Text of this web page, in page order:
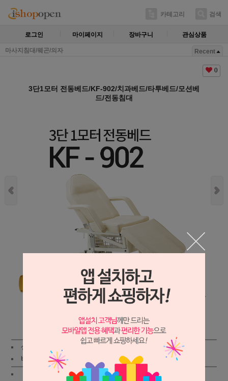
카테고리 검색
로그인 마이페이지 장바구니 관심상품
마사지침대/웨곤/의자 Recent
0
3단1모터 전동베드/KF-902/치과베드/타투베드/모션베
드/전동침대
상세보기
상품가 : 930,000원
배송비 : (조건) 지역별 !